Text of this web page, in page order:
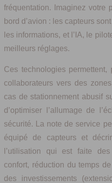
fréquentation. Imaginez votre
bord d’avion : les capteurs
les informations, et l’IA, le
meilleurs réglages.
Ces technologies
collaborateurs vers des
cas de stationnement abusif
d’optimiser l’allumage de
sécurité. La note de service
équipé de capteurs et
l’utilisation qui est faite
confort, réduction du temps
des investissements